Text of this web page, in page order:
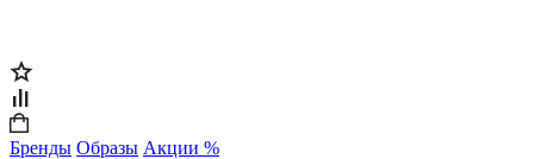
Бренды Образы Акции %